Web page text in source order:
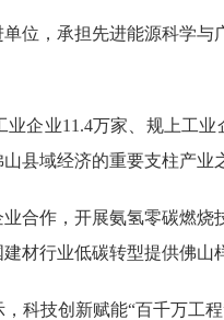
，承担先进能源科学与
业11.4万家、规上工业
县域经济的重要支柱产业
作，开展氨氢零碳燃烧
材行业低碳转型提供佛山
技创新赋能“百千万工